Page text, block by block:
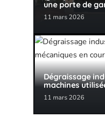
une porte de
11 mars 2026
Dégraissage
machines
11 mars 2026